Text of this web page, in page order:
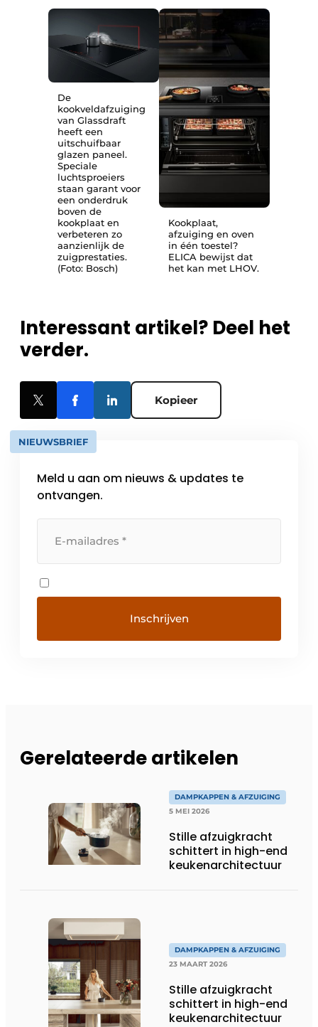
De
kookveldafzuiging
van Glassdraft
heeft een
uitschuifbaar
glazen paneel.
Speciale
luchtsproeiers
staan garant voor
een onderdruk
boven de
kookplaat en
verbeteren zo
aanzienlijk de
zuigprestaties.
(Foto: Bosch)
Kookplaat,
afzuiging en oven
in één toestel?
ELICA bewijst dat
het kan met LHOV.
Interessant artikel? Deel het
verder.
Kopieer
NIEUWSBRIEF
Meld u aan om nieuws & updates te
ontvangen.
Gerelateerde artikelen
DAMPKAPPEN & AFZUIGING
5 MEI 2026
Stille afzuigkracht
schittert in high-end
keukenarchitectuur
DAMPKAPPEN & AFZUIGING
23 MAART 2026
Stille afzuigkracht
schittert in high-end
keukenarchitectuur